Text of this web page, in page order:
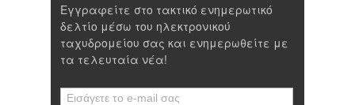
Εγγραφείτε στο τακτικό ενημερωτικό
δελτίο μέσω του ηλεκτρονικού
ταχυδρομείου σας και ενημερωθείτε με
τα τελευταία νέα!